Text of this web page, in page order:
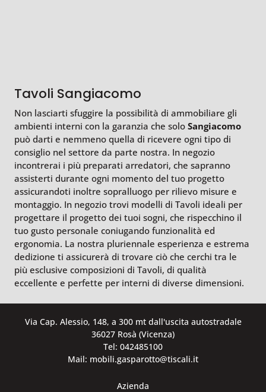
Tavoli Sangiacomo
Non lasciarti sfuggire la possibilità di ammobiliare gli
ambienti interni con la garanzia che solo Sangiacomo
può darti e nemmeno quella di ricevere ogni tipo di
consiglio nel settore da parte nostra. In negozio
incontrerai i più preparati arredatori, che sapranno
assisterti durante ogni momento del tuo progetto
assicurandoti inoltre sopralluogo per rilievo misure e
montaggio. In negozio trovi modelli di Tavoli ideali per
progettare il progetto dei tuoi sogni, che rispecchino il
tuo gusto personale coniugando funzionalità ed
ergonomia. La nostra pluriennale esperienza e estrema
dedizione ti assicurerà di trovare ciò che cerchi tra le
più esclusive composizioni di Tavoli, di qualità
eccellente e perfette per interni di diverse dimensioni.
Via Cap. Alessio, 148, a 300 mt dall'uscita autostradale
36027 Rosà (Vicenza)
Tel: 042485100
Mail: mobili.gasparotto@tiscali.it
Azienda